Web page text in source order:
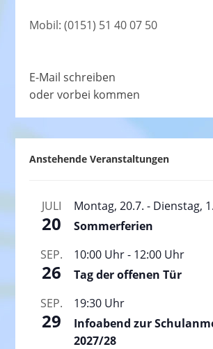
Mobil: (0151) 51 40 07 50
E-Mail schreiben
oder vorbei kommen
Anstehende Veranstaltungen
JULI
20
Montag, 20.7. - Dienstag,
Sommerferien
SEP.
26
10:00 Uhr- 12:00 Uhr
Tag der offenen Tür
SEP.
29
19:30 Uhr
Infoabend zur
2027/28